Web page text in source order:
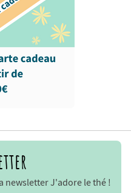
newsletter J'adore le thé !